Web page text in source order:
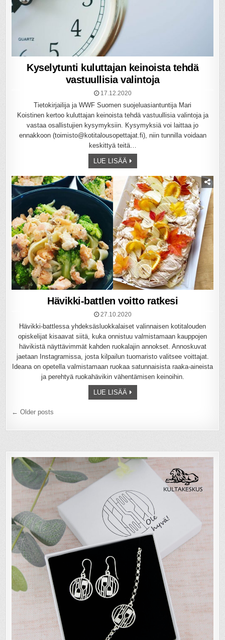
Kyselytunti kuluttajan keinoista tehdä
vastuullisia valintoja
17.12.2020
Tietokirjailija ja WWF Suomen suojeluasiantuntija Mari
Koistinen kertoo kuluttajan keinoista tehdä vastuullisia valintoja ja
vastaa osallistujien kysymyksiin. Kysymyksiä voi laittaa jo
ennakkoon (toimisto@kotitalousopettajat.fi), niin tunnilla voidaan
keskittyä teitä…
LUE LISÄÄ
Hävikki-battlen voitto ratkesi
27.10.2020
Hävikki-battlessa yhdeksäsluokkalaiset valinnaisen kotitalouden
opiskelijat kisaavat siitä, kuka onnistuu valmistamaan kauppojen
hävikistä näyttävimmät kahden ruokalajin annokset. Annoskuvat
jaetaan Instagramissa, josta kilpailun tuomaristo valitsee voittajat.
Ideana on opetella valmistamaan ruokaa satunnaisista raaka-aineista
ja perehtyä ruokahävikin vähentämisen keinoihin.
LUE LISÄÄ
Artikkelien
selaus
← Older posts